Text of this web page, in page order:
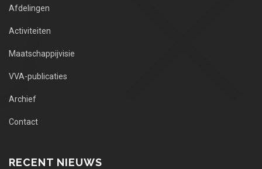
Afdelingen
Activiteiten
Maatschappijvisie
VVA-publicaties
Archief
Contact
RECENT NIEUWS